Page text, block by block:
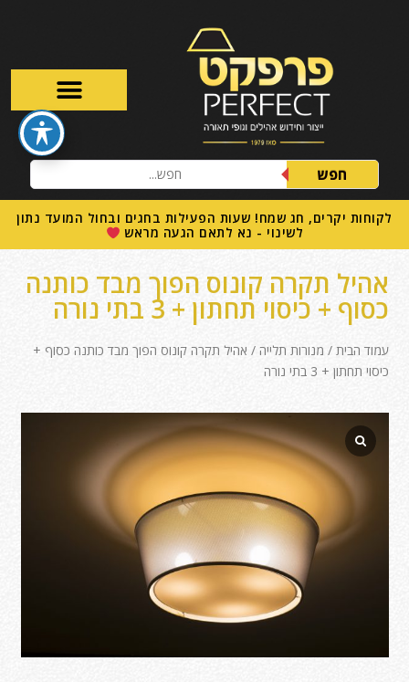
חפש
לקוחות יקרים, חג שמח! שעות הפעילות בחגים ובחול המועד נתון
לשינוי - נא לתאם הגעה מראש
אהיל תקרה קונוס הפוך מבד כותנה
כסוף + כיסוי תחתון + 3 בתי נורה
עמוד הבית / מנורות תלייה / אהיל תקרה קונוס הפוך מבד כותנה כסוף +
כיסוי תחתון + 3 בתי נורה